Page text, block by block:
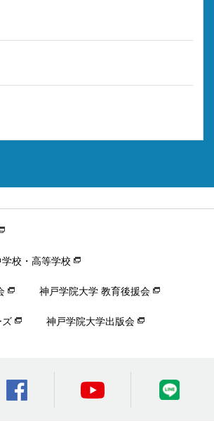
校・高等学校
神戸学院大学 教育後援会
ズ 神戸学院大学出版会